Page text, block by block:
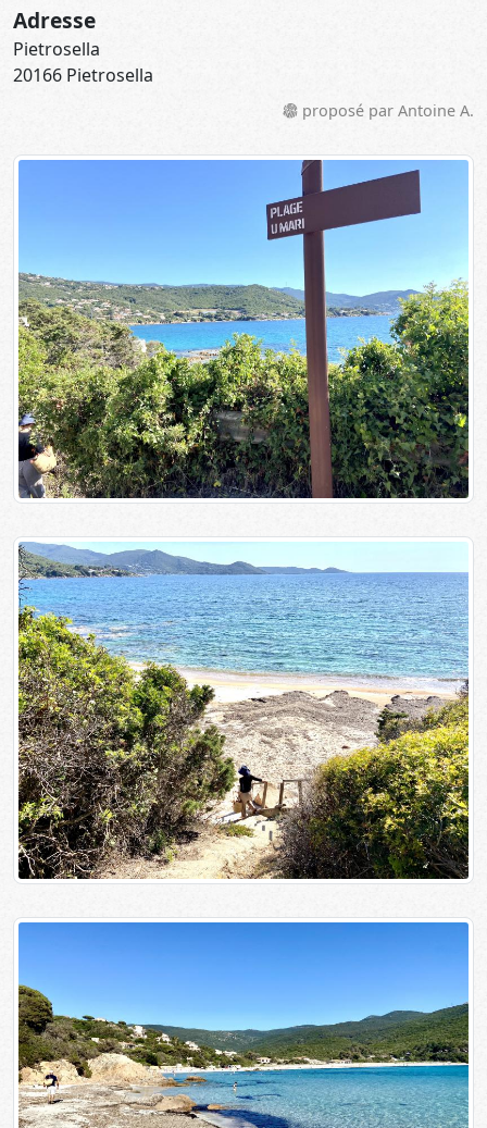
Adresse
Pietrosella
20166 Pietrosella
proposé par Antoine A.